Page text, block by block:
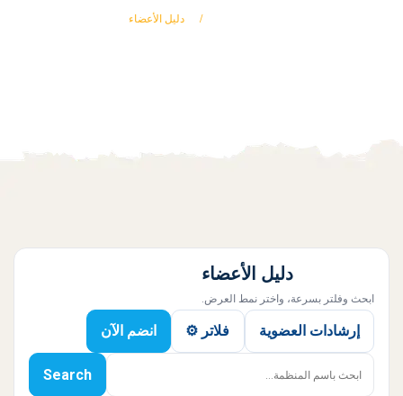
دليل الأعضاء
دليل الأعضاء
ابحث وفلتر بسرعة، واختر نمط العرض.
إرشادات العضوية فلاتر ⚙️ انضم الآن
Search